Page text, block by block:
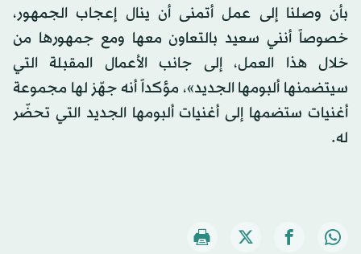
بأن وصلنا إلى عمل أتمنى أن ينال إعجاب الجمهور،
خصوصاً أنني سعيد بالتعاون معها ومع جمهورها من
خلال هذا العمل، إلى جانب الأعمال المقبلة التي
سيتضمنها ألبومها الجديد»، مؤكداً أنه جهّز لها مجموعة
أغنيات ستضمها إلى أغنيات ألبومها الجديد التي تحضّر
له.